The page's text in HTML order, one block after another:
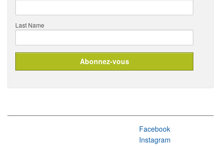
Last Name
Facebook
Instagram